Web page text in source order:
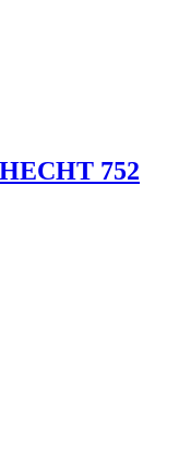
752